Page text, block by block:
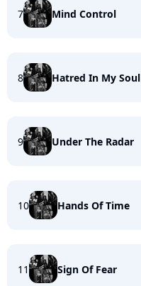
7 Mind Control
8 Hatred In My Soul
9 Under The Radar
10 Hands Of Time
11 Sign Of Fear